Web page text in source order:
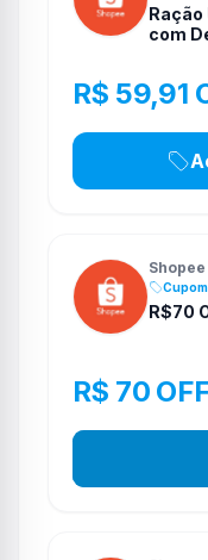
Ração
com
R$ 59,91
Shopee
R$70
R$ 70